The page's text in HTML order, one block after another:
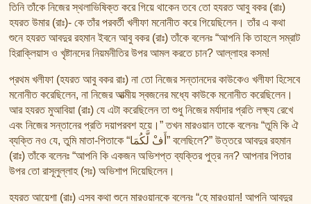
তিনি তাঁকে নিজের স্থলাভিষিক্ত করে গিয়ে থাকেন তবে তো হযরত আবু বকর (রাঃ)
হযরত উমার (রাঃ)- কে তাঁর পরবর্তী খলীফা মনোনীত করে গিয়েছিলেন। তাঁর এ কথা
শুনে হযরত আবদুর রহমান ইবনে আবু বকর (রাঃ) তাঁকে বলেনঃ “আপনি কি তাহলে সম্রাট
হিরাক্লিয়াস ও খৃষ্টানদের নিয়মনীতির উপর আমল করতে চান? আল্লাহর কসম!
প্রথম খলীফা (হযরত আবু বকর রাঃ) না তো নিজের সন্তানদের কাউকেও খলীফা হিসেবে
মনোনীত করেছিলেন, না নিজের আত্মীয় স্বজনের মধ্যে কাউকে মনোনীত করেছিলেন।
আর হযরত মুআবিয়া (রাঃ) যে এটা করেছিলেন তা শুধু নিজের মর্যাদার প্রতি লক্ষ্য রেখে
এবং নিজের সন্তানের প্রতি দয়াপরবশ হয়ে।” তখন মারওয়ান তাকে বলেনঃ “তুমি কি ঐ
ব্যক্তি নও যে, তুমি মাতা-পিতাকে “أَفْ لَّكُمَا” বলেছিলে?” উত্তরে আবদুর রহমান
(রাঃ) তাঁকে বলেনঃ “আপনি কি একজন অভিশপ্ত ব্যক্তির পুত্র নন? আপনার পিতার
উপর তো রাসূলুল্লাহ (সঃ) অভিশাপ দিয়েছিলেন।
হযরত আয়েশা (রাঃ) এসব কথা শুনে মারওয়ানকে বলেনঃ “হে মারওয়ান! আপনি আবদুর